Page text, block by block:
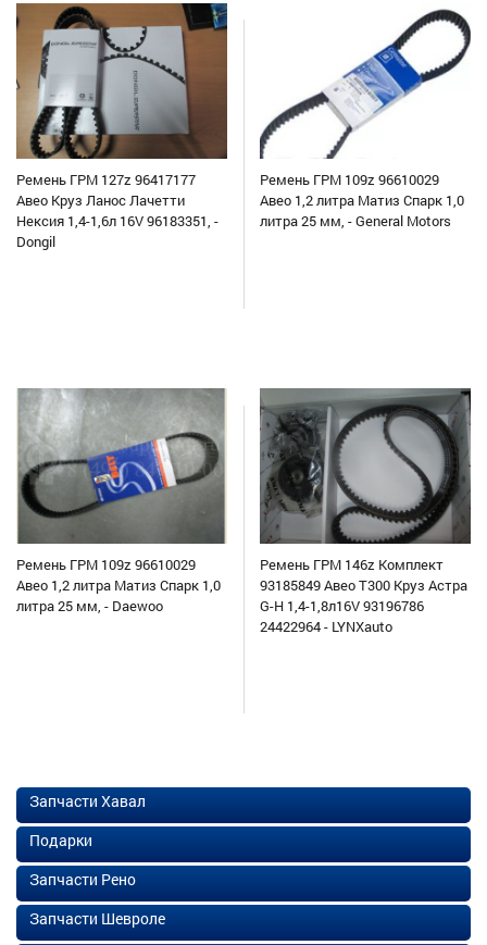
Ремень ГРМ 127z 96417177
Авео Круз Ланос Лачетти
Нексия 1,4-1,6л 16V 96183351, -
Dongil
Ремень ГРМ 109z 96610029
Авео 1,2 литра Матиз Спарк 1,0
литра 25 мм, - General Motors
Ремень ГРМ 109z 96610029
Авео 1,2 литра Матиз Спарк 1,0
литра 25 мм, - Daewoo
Ремень ГРМ 146z Комплект
93185849 Авео Т300 Круз Астра
G-H 1,4-1,8л16V 93196786
24422964 - LYNXauto
Запчасти Хавал
Подарки
Запчасти Рено
Запчасти Шевроле